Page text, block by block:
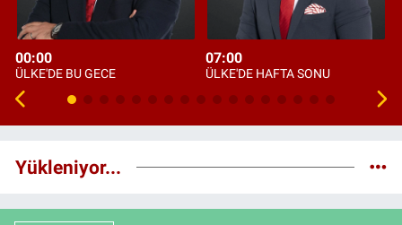
00:00
ÜLKE'DE BU GECE
07:00
ÜLKE'DE HAFTA SONU
Yükleniyor...